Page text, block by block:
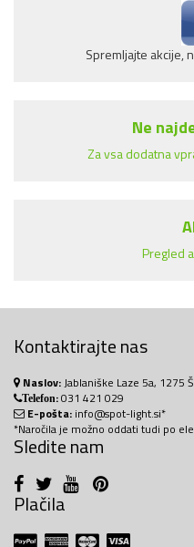
Spremljajte akcije,
Ne
Za vsa dodatna
Pregled
Kontaktirajte nas
Naslov:Jablaniške Laze 5a, 1275
Telefon:031 421 029
E-pošta: info@spot-light.si*
*Naročila je možno oddati tudi po
Sledite nam
Plačila